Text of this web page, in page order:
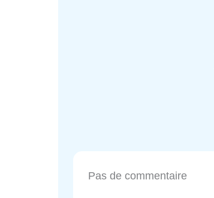
Pas de commentaire